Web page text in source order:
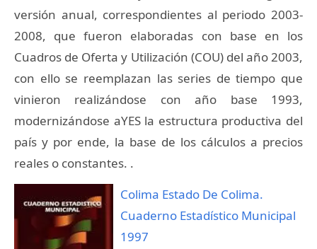
versión anual, correspondientes al periodo 2003-
2008, que fueron elaboradas con base en los
Cuadros de Oferta y Utilización (COU) del año 2003,
con ello se reemplazan las series de tiempo que
vinieron realizándose con año base 1993,
modernizándose aYES la estructura productiva del
país y por ende, la base de los cálculos a precios
reales o constantes. .
Colima Estado De Colima.
Cuaderno Estadístico Municipal
1997